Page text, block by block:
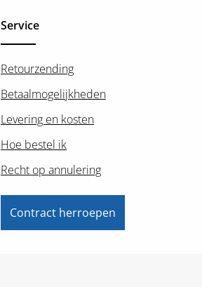
Service
Retourzending
Betaalmogelijkheden
Levering en kosten
Hoe bestel ik
Recht op annulering
Contract herroepen